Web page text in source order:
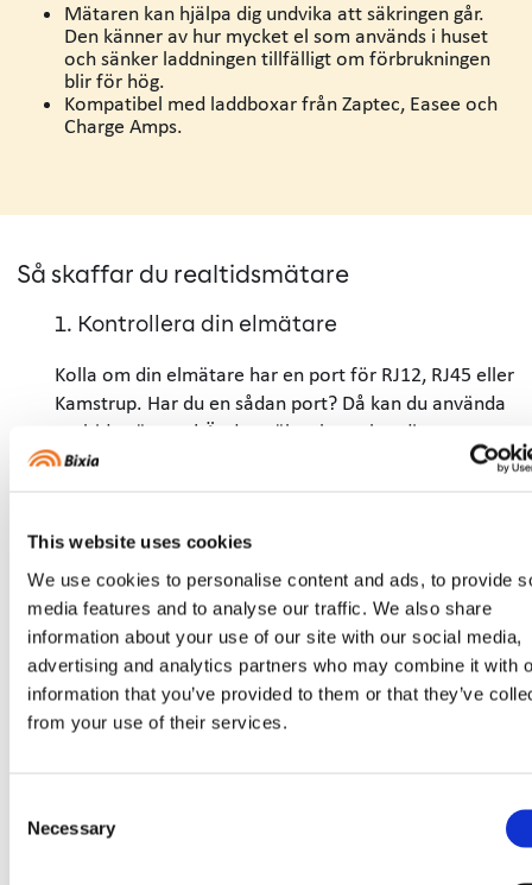
This website uses cookies
We use cookies to personalise content and ads, to provide
media features and to analyse our traffic. We also share
information about your use of our site with our social media,
advertising and analytics partners who may combine it with
information that you’ve provided to them or that they’ve
from your use of their services.
Selection
Necessary
Mätaren kan hjälpa dig undvika att säkringen går.
Den känner av hur mycket el som används i huset
och sänker laddningen tillfälligt om förbrukningen
blir för hög.
Kompatibel med laddboxar från Zaptec, Easee och
Charge Amps.
Så skaffar du realtidsmätare
1. Kontrollera din elmätare
Kolla om din elmätare har en port för RJ12, RJ45 eller
Kamstrup. Har du en sådan port? Då kan du använda
realtidsmätaren! Är du osäker, kontakta ditt
elnätsbolag.
För dig som redan är kund hos
signerar beställningen med Bank-ID.Vill du bli
kund?Teckna elavtaloch lägg till realtidsmätaren
direkt i beställningen.
3. Installera mätaren
När du fått hem mätaren kopplar du in den i din